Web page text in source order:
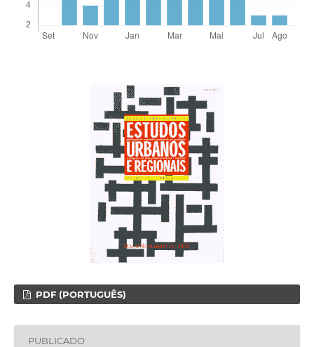
PDF (PORTUGUÊS)
PUBLICADO